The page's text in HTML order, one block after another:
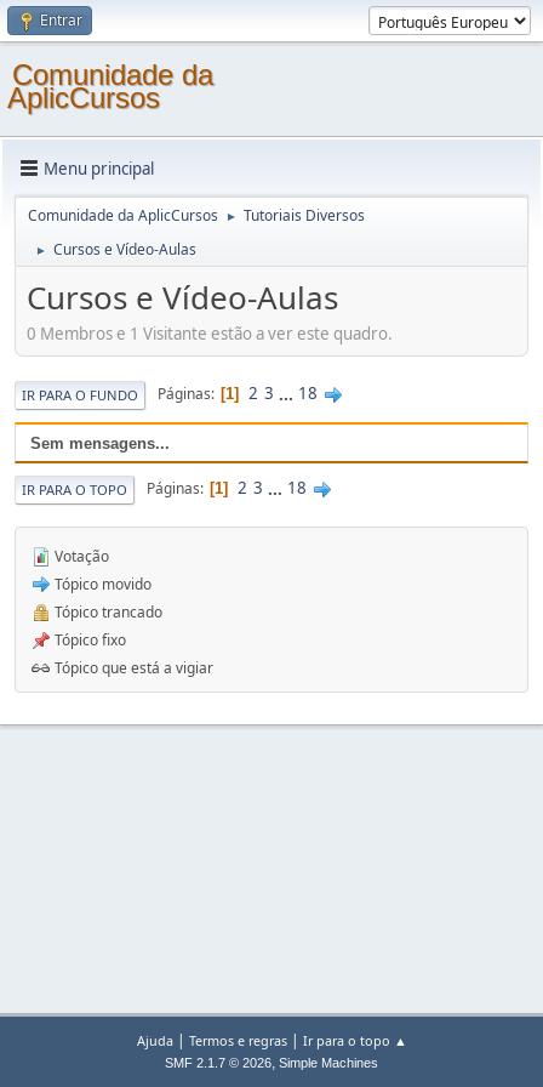
Entrar
Comunidade da
AplicCursos
Menu principal
Comunidade da AplicCursos ► Tutoriais Diversos
► Cursos e Vídeo-Aulas
Cursos e Vídeo-Aulas
0 Membros e 1 Visitante estão a ver este quadro.
IR PARA O FUNDO Páginas 1 2 3 ... 18
Sem mensagens...
IR PARA O TOPO Páginas 1 2 3 ... 18
Votação
Tópico movido
Tópico trancado
Tópico fixo
Tópico que está a vigiar
Ajuda| Termos e regras| Ir para o topo ▲
SMF 2.1.7 © 2026, Simple Machines